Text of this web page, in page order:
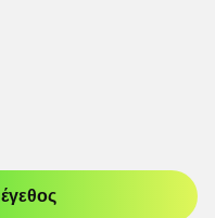
ή να εγγραφείτε ως